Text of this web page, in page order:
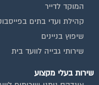
המוקד לדייר
קהילת ועדי בתים
שיפוץ בניינים
שירותי גבייה לוועד בית
שירות בעלי מקצוע